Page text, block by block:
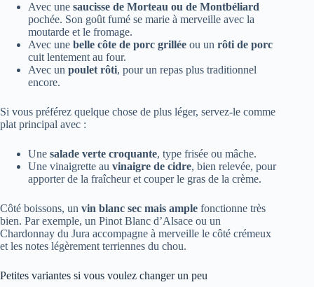
Avec une saucisse de Morteau ou de Montbéliard
pochée. Son goût fumé se marie à merveille avec la
moutarde et le fromage.
Avec une belle côte de porc grillée ou un rôti de porc
cuit lentement au four.
Avec un poulet rôti, pour un repas plus traditionnel
encore.
Si vous préférez quelque chose de plus léger, servez-le comme
plat principal avec :
Une salade verte croquante, type frisée ou mâche.
Une vinaigrette au vinaigre de cidre, bien relevée, pour
apporter de la fraîcheur et couper le gras de la crème.
Côté boissons, un vin blanc sec mais ample fonctionne très
bien. Par exemple, un Pinot Blanc d’Alsace ou un
Chardonnay du Jura accompagne à merveille le côté crémeux
et les notes légèrement terriennes du chou.
Petites variantes si vous voulez changer un peu